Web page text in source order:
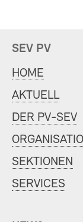
SEV PV
HOME
AKTUELL
DER PV-SEV
SEKTIONEN
SERVICES